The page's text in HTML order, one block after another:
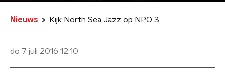
Nieuws Kijk North Sea Jazz op NPO 3
do 7 juli 2016 12:10